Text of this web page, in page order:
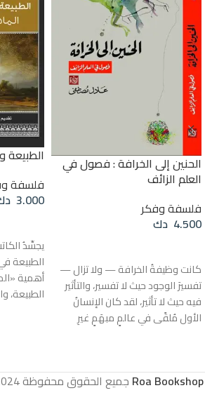
الحنين إلى الخرافة : فصول في
العلم الزائف
فلسفة وفكر
4.500 دك
كانت وظيفةُ الخرافة — ولا تزال —
تفسيرَ الوجود حيث لا تفسير، والتأثير
فيه حيث لا تأثير، لقد كان الإنسانُ
الأول مُلقًى في عالمٍ مبهَمٍ غيرِ
فابتكر الأسطورةَ يتفهَّم بها هذا
الطبيعة
فلسفة
3.000
يجسِّدُ
الطبيعة
أهمية
الطبيعة،
في
العقليَّ
Roa Bookshop جميع الحقوق محفوظةby